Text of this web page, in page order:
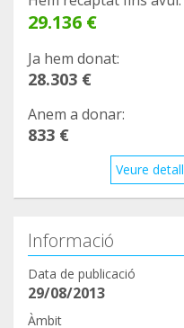
29.136 €
Ja hem donat:
28.303 €
Anem a donar:
833 €
Veure
Informació
Data de publicació
29/08/2013
Àmbit